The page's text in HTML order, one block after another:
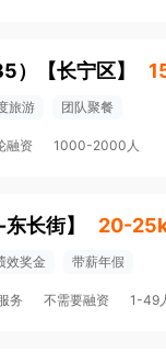
） 【长宁区】
旅游 团队聚餐
融资 1000-2000人
东长街】 20-
效奖金 带薪年假
务 不需要融资 1-49